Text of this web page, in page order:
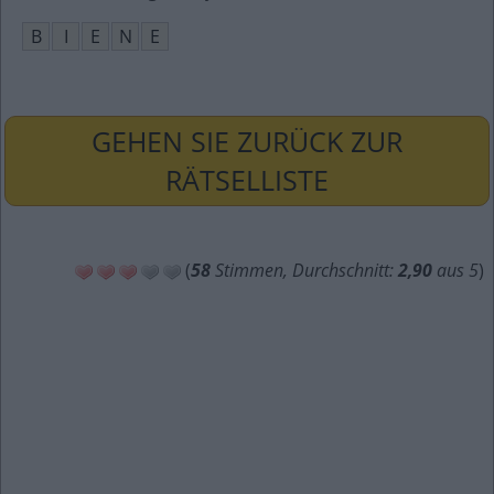
B
I E N E
GEHEN SIE ZURÜCK ZUR
RÄTSELLISTE
(58Stimmen, Durchschnitt: 2,90 aus 5)